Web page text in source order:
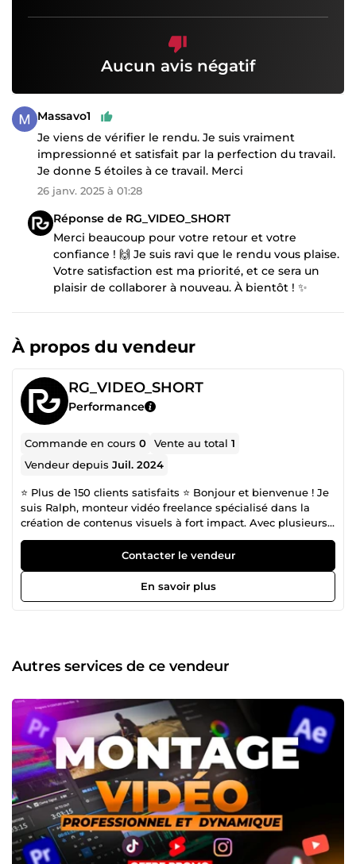
Aucun avis négatif
Massavo1
Je viens de vérifier le rendu. Je suis vraiment
impressionné et satisfait par la perfection du travail.
Je donne 5 étoiles à ce travail. Merci
26 janv. 2025 à 01:28
Réponse de RG_VIDEO_SHORT
Merci beaucoup pour votre retour et votre
confiance ! 🙌 Je suis ravi que le rendu vous plaise.
Votre satisfaction est ma priorité, et ce sera un
plaisir de collaborer à nouveau. À bientôt ! ​​✨
À propos du vendeur
RG_VIDEO_SHORT
Performance
Commande en cours0 Vente au total1
Vendeur depuisJuil. 2024
⭐ Plus de 150 clients satisfaits ⭐ Bonjour et bienvenue ! Je
suis Ralph, monteur vidéo freelance spécialisé dans la
création de contenus visuels à fort impact. Avec plusieurs
années d’expérience, j’accompagne entrepreneurs,
marques et créateurs dans la réalisation de vidéos
engageantes, pensées pour capter l’attention et maximiser
les performances. Mes services : Montage vidéo pour
publicités (ADS), VSL, YouTube et TikTok Motion design
créativité : des montages sur mesure adaptés à votre
image Respect des délais : livraison rapide et fiable
projet Mon objectif est simple : vous fournir des vidéos qui
attirent, engagent et convertissent.
Contacter le vendeur
En savoir plus
Autres services de ce vendeur